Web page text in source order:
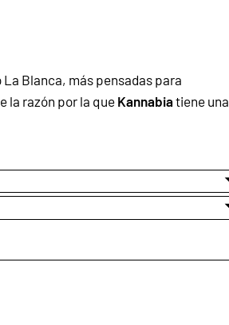
Blanca, más pensadas para
la razón por la que Kannabiatiene una